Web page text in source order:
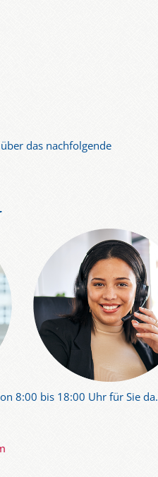
das nachfolgende
8:00 bis 18:00 Uhr für Sie da.